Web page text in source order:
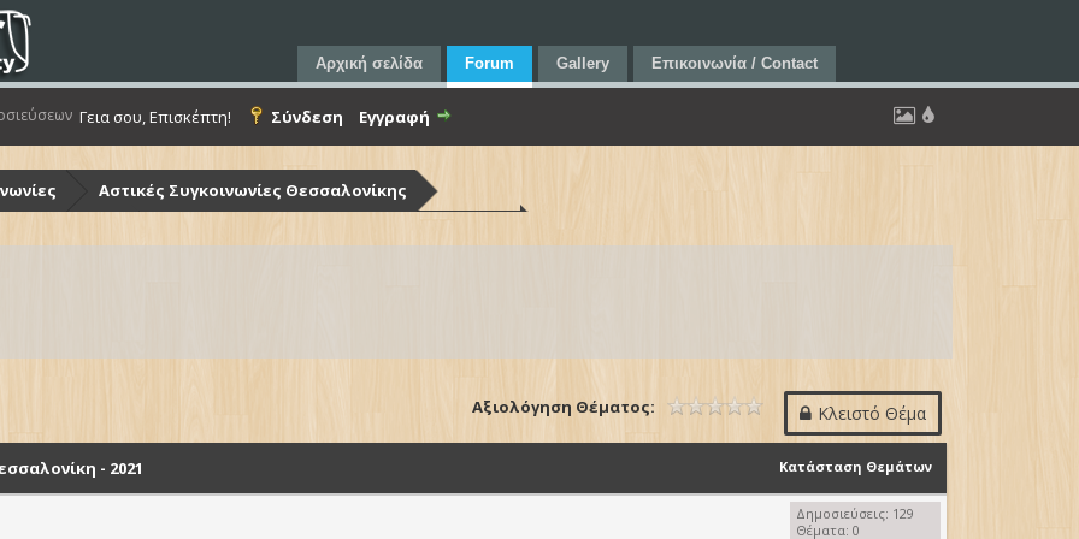
Αρχική σελίδα Forum Gallery Επικοινωνία / Contact
Γεια σου, Επισκέπτη! Σύνδεση Εγγραφή
Αστικές Συγκοινωνίες Θεσσαλονίκης
(Ο.Α.Σ.Θ.)
Κλειστό Θέμα
Αξιολόγηση Θέματος:
Κατάσταση Θεμάτων
- 2021
Δημοσιεύσεις: 129
Θέματα: 0